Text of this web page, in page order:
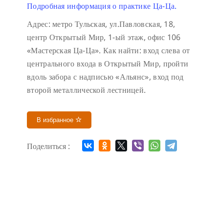
Подробная информация о практике Ца-Ца.
Адрес: метро Тульская, ул.Павловская, 18,
центр Открытый Мир, 1-ый этаж, офис 106
«Мастерская Ца-Ца». Как найти: вход слева от
центрального входа в Открытый Мир, пройти
вдоль забора с надписью «Альянс», вход под
второй металлической лестницей.
В избранное
Поделиться :